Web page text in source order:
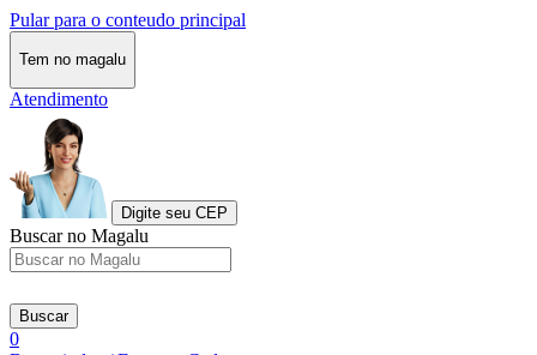
Pular para o conteudo principal
Tem no magalu
Atendimento
Digite seu CEP
Buscar no Magalu
Buscar
0